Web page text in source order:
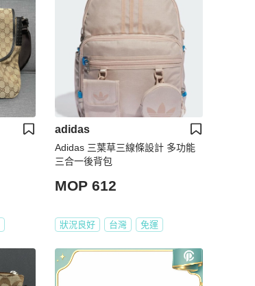
adidas
Adidas 三葉草三線條設計 多功能
三合一後背包
MOP 612
狀況良好 台灣 免運